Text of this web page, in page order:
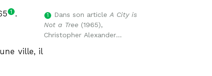
1 .
ville, il
1 Dans son article A City is
Not a Tree (1965),
Christopher Alexander